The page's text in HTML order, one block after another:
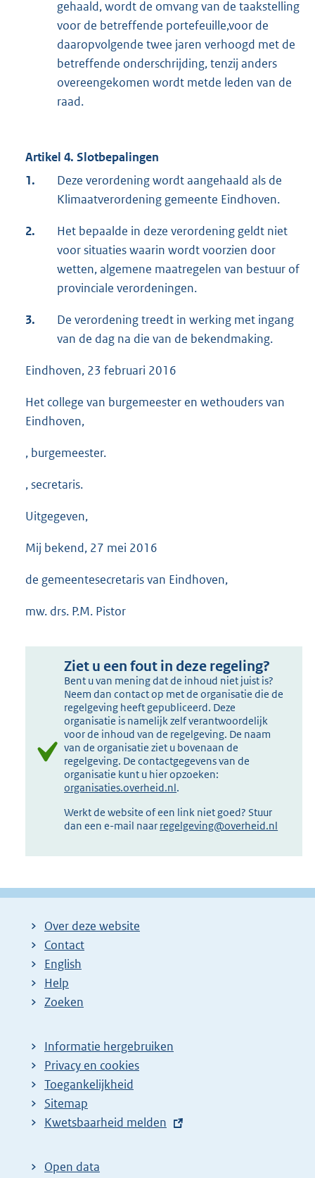
gehaald, wordt de omvang van de taakstelling
voor de betreffende portefeuille,voor de
daaropvolgende twee jaren verhoogd met de
betreffende onderschrijding, tenzij anders
overeengekomen wordt metde leden van de
raad.
Artikel 4. Slotbepalingen
1.
Deze verordening wordt aangehaald als de
Klimaatverordening gemeente Eindhoven.
2.
Het bepaalde in deze verordening geldt niet
voor situaties waarin wordt voorzien door
wetten, algemene maatregelen van bestuur of
provinciale verordeningen.
3.
De verordening treedt in werking met ingang
van de dag na die van de bekendmaking.
Eindhoven, 23 februari 2016
Het college van burgemeester en wethouders van
Eindhoven,
, burgemeester.
, secretaris.
Uitgegeven,
Mij bekend, 27 mei 2016
de gemeentesecretaris van Eindhoven,
mw. drs. P.M. Pistor
Ziet u een fout in deze regeling?
Bent u van mening dat de inhoud niet juist is?
Neem dan contact op met de organisatie die de
regelgeving heeft gepubliceerd. Deze
organisatie is namelijk zelf verantwoordelijk
voor de inhoud van de regelgeving. De naam
van de organisatie ziet u bovenaan de
regelgeving. De contactgegevens van de
organisatie kunt u hier opzoeken:
organisaties.overheid.nl.
Werkt de website of een link niet goed? Stuur
dan een e-mail naar regelgeving@overheid.nl
Over deze website
Contact
English
Help
Zoeken
Informatie hergebruiken
Privacy en cookies
Toegankelijkheid
Sitemap
E
t
Kwetsbaarheid melden
Open data